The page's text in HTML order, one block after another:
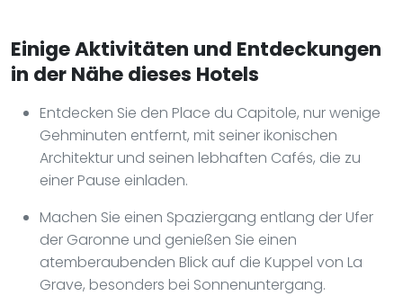
Einige Aktivitäten und Entdeckungen
in der Nähe dieses Hotels
Entdecken Sie den Place du Capitole, nur wenige
Gehminuten entfernt, mit seiner ikonischen
Architektur und seinen lebhaften Cafés, die zu
einer Pause einladen.
Machen Sie einen Spaziergang entlang der Ufer
der Garonne und genießen Sie einen
atemberaubenden Blick auf die Kuppel von La
Grave, besonders bei Sonnenuntergang.